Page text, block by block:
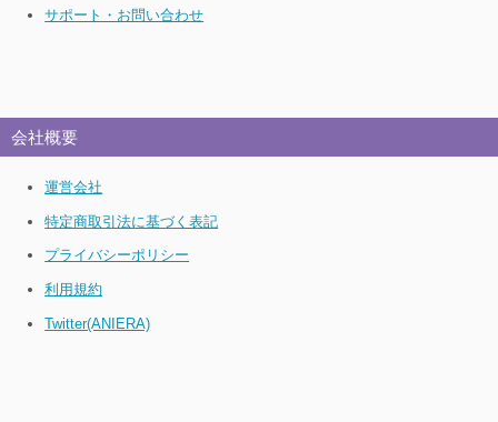
サポート・お問い合わせ
会社概要
運営会社
特定商取引法に基づく表記
プライバシーポリシー
利用規約
Twitter(ANIERA)